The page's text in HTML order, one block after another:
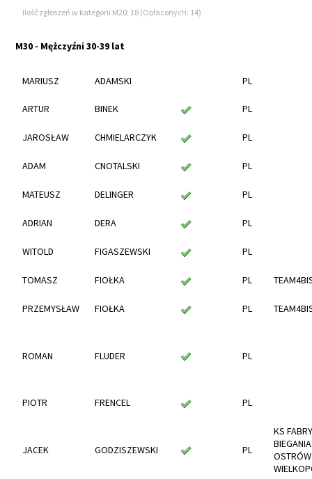
Ilość zgłoszeń w kategorii M20: 18 (Opłaconych: 14)
M30 - Mężczyźni 30-39 lat
MARIUSZ ADAMSKI PL
ARTUR BINEK PL
JAROSŁAW CHMIELARCZYK PL
ADAM CNOTALSKI PL
MATEUSZ DELINGER PL
ADRIAN DERA PL
WITOLD FIGASZEWSKI PL
TOMASZ FIOŁKA PL
PRZEMYSŁAW FIOŁKA PL
ROMAN FLUDER PL
PIOTR FRENCEL PL
JACEK GODZISZEWSKI PL
KS
BIEGANIA
OSTRÓW